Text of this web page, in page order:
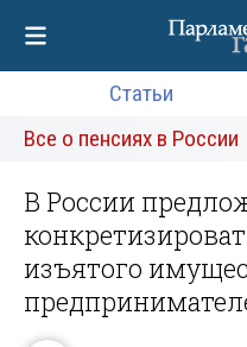
Статьи
Все о пенсиях в России
В России
изъятого